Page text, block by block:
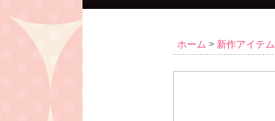
ホーム > 新作アイテム